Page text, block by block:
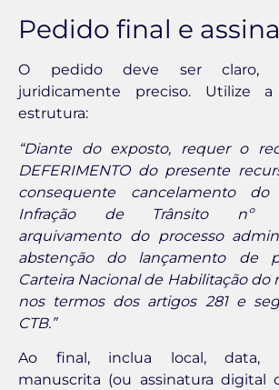
Pedido final e
O pedido deve ser claro,
juridicamente preciso. Utilize
estrutura:
“Diante do exposto, requer o
DEFERIMENTO do presente
consequente cancelamento
Infração de Trânsito nº
arquivamento do processo
abstenção do lançamento de
Carteira Nacional de Habilitação do
nos termos dos artigos 281 e
CTB.”
Ao final, inclua local, data,
manuscrita (ou assinatura digital